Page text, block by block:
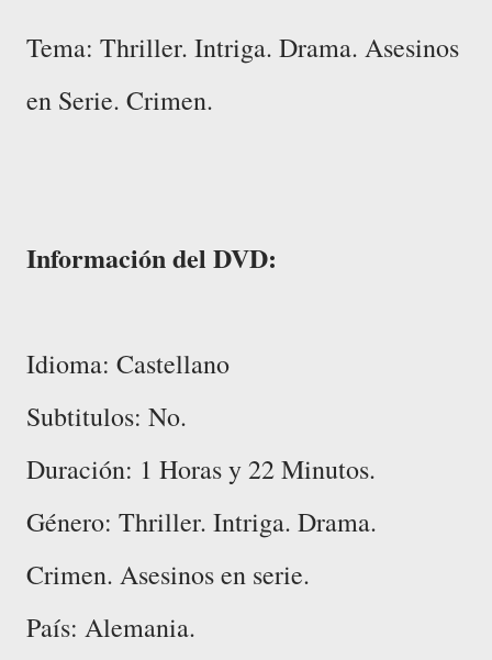
Tema: Thriller. Intriga. Drama. Asesinos
en Serie. Crimen.
Información del DVD:
Idioma: Castellano
Subtitulos: No.
Duración: 1 Horas y 22 Minutos.
Género: Thriller. Intriga. Drama.
Crimen. Asesinos en serie.
País: Alemania.